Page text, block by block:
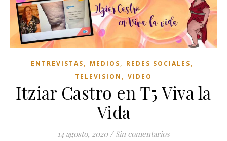
ENTREVISTAS, MEDIOS, REDES SOCIALES,
TELEVISION , VIDEO
Itziar Castro en T5 Viva la
Vida
14 agosto, 2020 / Sin comentarios